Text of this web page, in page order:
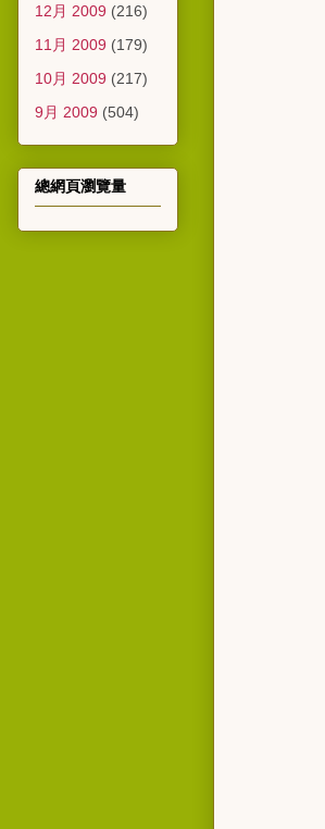
12月 2009 (216)
11月 2009 (179)
10月 2009 (217)
9月 2009 (504)
總網頁瀏覽量